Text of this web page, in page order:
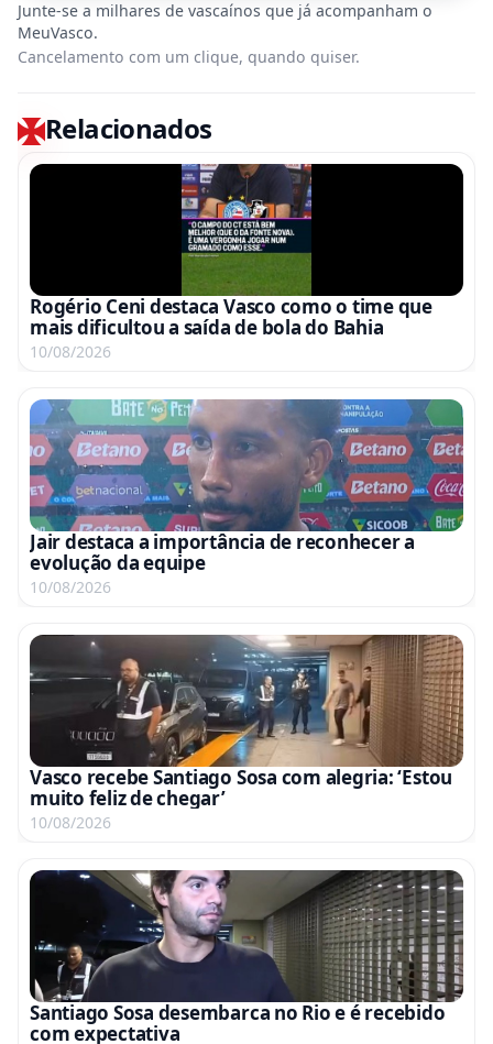
Cancelamento com um clique, quando quiser.
Relacionados
Rogério Ceni destaca Vasco como o time que
mais dificultou a saída de bola do Bahia
10/08/2026
Jair destaca a importância de reconhecer a
evolução da equipe
10/08/2026
Vasco recebe Santiago Sosa com alegria: ‘Estou
muito feliz de chegar’
10/08/2026
Santiago Sosa desembarca no Rio e é recebido
com expectativa